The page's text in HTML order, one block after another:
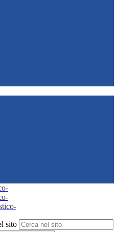
sito